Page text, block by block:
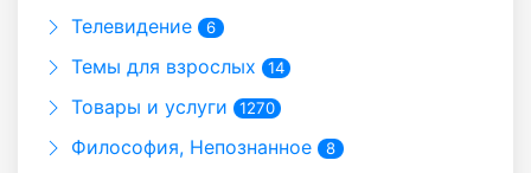
Телевидение 6
Темы для взрослых 14
Товары и услуги 1270
Философия, Непознанное 8